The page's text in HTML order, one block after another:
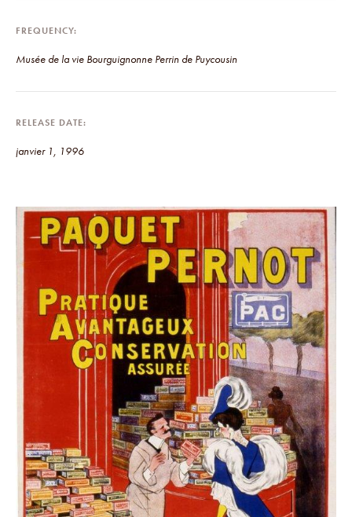
FREQUENCY
Musée de la vie Bourguignonne Perrin de Puycousin
RELEASE DATE
janvier 1, 1996